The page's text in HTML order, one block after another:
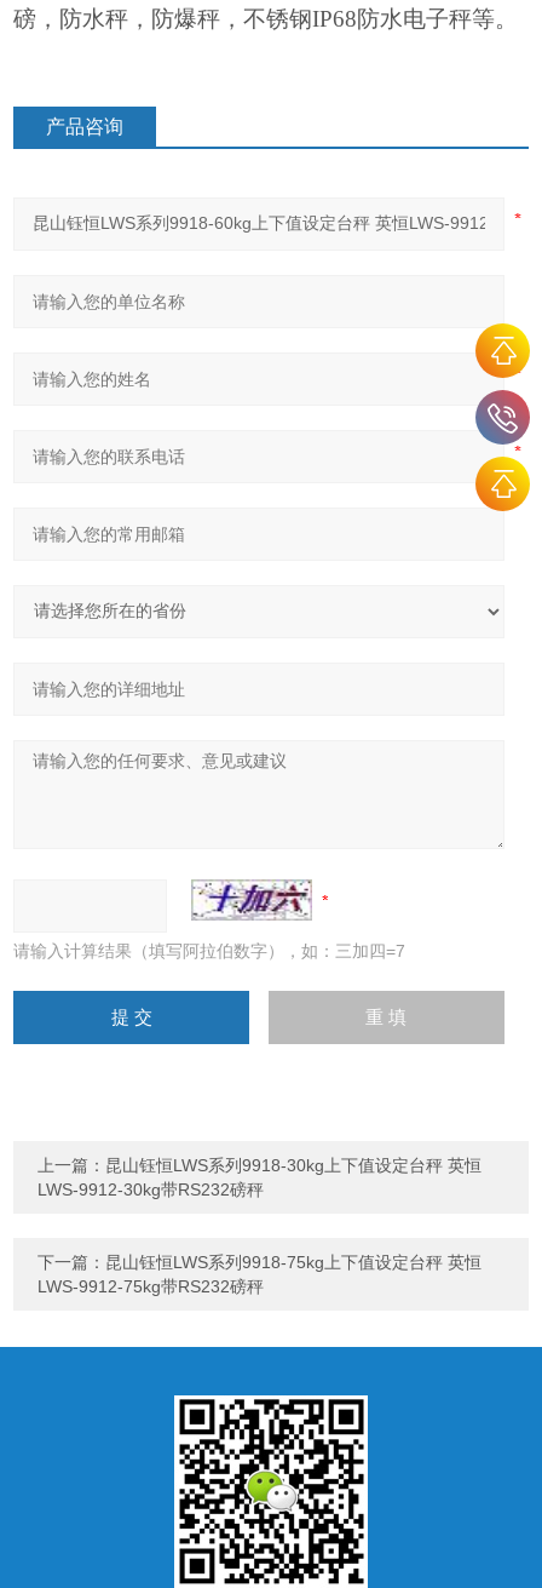
磅，防水秤，防爆秤，不锈钢IP68防水电子秤等。
产品咨询
请输入计算结果（填写阿拉伯数字），如：三加四=7
上一篇： 昆山钰恒LWS系列9918-30kg上下值设定台秤 英恒
LWS-9912-30kg带RS232磅秤
下一篇： 昆山钰恒LWS系列9918-75kg上下值设定台秤 英恒
LWS-9912-75kg带RS232磅秤